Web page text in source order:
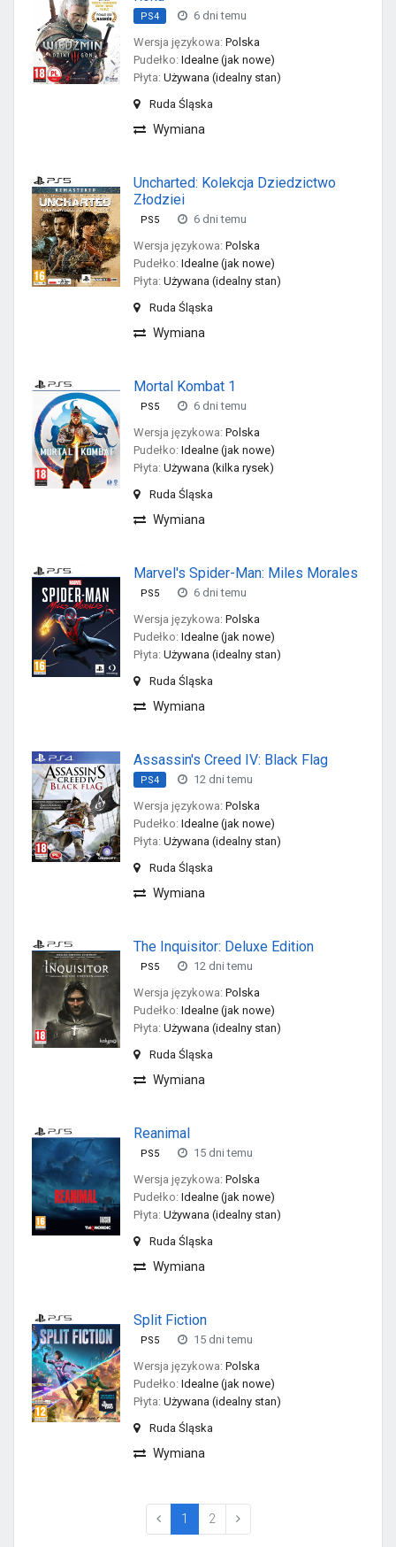
PS4
6 dni temu
Wersja językowa: Polska
Pudełko: Idealne (jak nowe)
Płyta: Używana (idealny stan)
Ruda Śląska
Wymiana
Uncharted: Kolekcja Dziedzictwo
Złodziei
PS5
6 dni temu
Wersja językowa: Polska
Pudełko: Idealne (jak nowe)
Płyta: Używana (idealny stan)
Ruda Śląska
Wymiana
Mortal Kombat 1
PS5
6 dni temu
Wersja językowa: Polska
Pudełko: Idealne (jak nowe)
Płyta: Używana (kilka rysek)
Ruda Śląska
Wymiana
Marvel's Spider-Man: Miles Morales
PS5
6 dni temu
Wersja językowa: Polska
Pudełko: Idealne (jak nowe)
Płyta: Używana (idealny stan)
Ruda Śląska
Wymiana
Assassin's Creed IV: Black Flag
PS4
12 dni temu
Wersja językowa: Polska
Pudełko: Idealne (jak nowe)
Płyta: Używana (idealny stan)
Ruda Śląska
Wymiana
The Inquisitor: Deluxe Edition
PS5
12 dni temu
Wersja językowa: Polska
Pudełko: Idealne (jak nowe)
Płyta: Używana (idealny stan)
Ruda Śląska
Wymiana
Reanimal
PS5
15 dni temu
Wersja językowa: Polska
Pudełko: Idealne (jak nowe)
Płyta: Używana (idealny stan)
Ruda Śląska
Wymiana
Split Fiction
PS5
15 dni temu
Wersja językowa: Polska
Pudełko: Idealne (jak nowe)
Płyta: Używana (idealny stan)
Ruda Śląska
Wymiana
1 (current)
2